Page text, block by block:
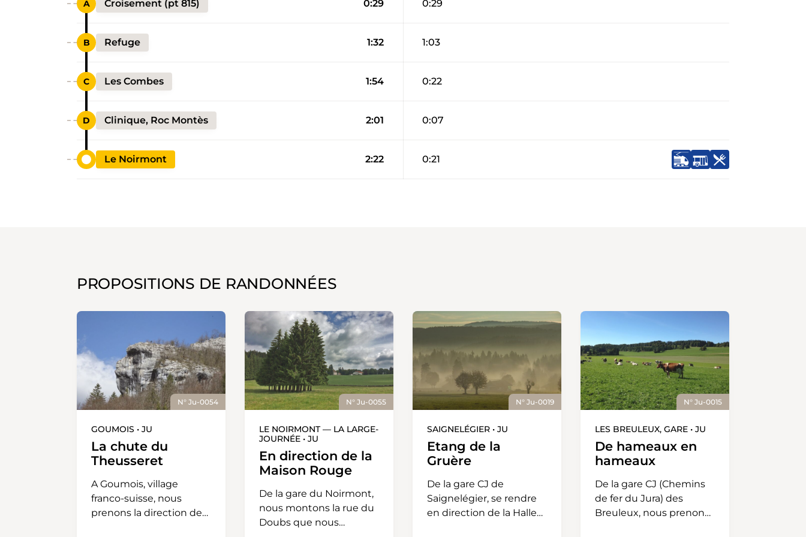
Croisement (pt 815) 0:29 0:29
Refuge 1:32 1:03
Les Combes 1:54 0:22
Clinique, Roc Montès 2:01 0:07
Le Noirmont 2:22 0:21
PROPOSITIONS DE RANDONNÉES
N° Ju-0054
GOUMOIS • JU
La chute du
Theusseret
A Goumois, village
franco-suisse, nous
prenons la direction de
N° Ju-0055
LE NOIRMONT — LA LARGE-
JOURNÉE • JU
En direction de la
Maison Rouge
De la gare du Noirmont,
nous montons la rue du
Doubs que nous
N° Ju-0019
SAIGNELÉGIER • JU
Etang de la
Gruère
De la gare CJ de
Saignelégier, se rendre
en direction de la Halle
N° Ju-0015
LES BREULEUX, GARE • JU
De hameaux en
hameaux
De la gare CJ (Chemins
de fer du Jura) des
Breuleux, nous prenons